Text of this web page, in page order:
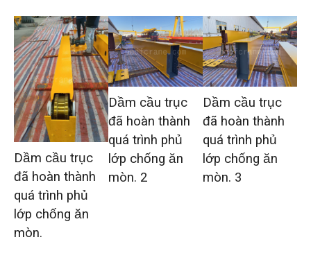
Dầm cầu trục
đã hoàn thành
quá trình phủ
lớp chống ăn
mòn.
Dầm cầu trục
đã hoàn thành
quá trình phủ
lớp chống ăn
mòn. 2
Dầm cầu trục
đã hoàn thành
quá trình phủ
lớp chống ăn
mòn. 3